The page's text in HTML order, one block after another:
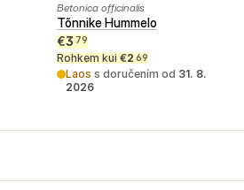
Betonica officinalis
Tõnnike Hummelo
€3 79
Rohkem kui €2 69
Laos s doručením od 31. 8.
2026